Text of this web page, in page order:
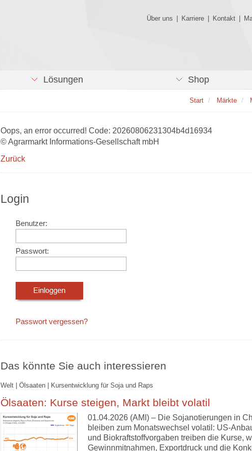
Über uns Karriere Kontakt
Lösungen Shop
Start Märkte
Oops, an error occurred! Code: 20260806231304b4d16934
© Agrarmarkt Informations-Gesellschaft mbH
Zurück
Login
Benutzer:
Passwort:
Passwort vergessen?
Das könnte Sie auch interessieren
Welt | Ölsaaten | Kursentwicklung für Soja und Raps
Ölsaaten: Kurse steigen, Markt bleibt volatil
01.04.2026 (AMI) – Die Sojanotierungen in
bleiben zum Monatswechsel volatil: US-
und Biokraftstoffvorgaben treiben die Kurse,
Gewinnmitnahmen, Exportdruck und die